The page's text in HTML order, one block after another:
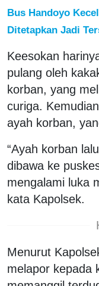
Bus Handoyo
Ditetapkan Jadi
Keesokan
pulang oleh
korban, yang
curiga.
ayah korban,
“Ayah korban
dibawa ke
mengalami luka
kata Kapolsek.
Menurut
melapor kepada